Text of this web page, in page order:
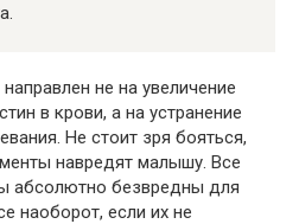
не на увеличение
в крови, а на устранение
Не стоит зря бояться,
навредят малышу. Все
абсолютно безвредны для
наоборот, если их не